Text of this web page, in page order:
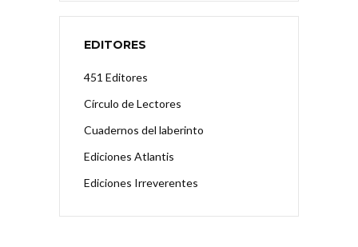
EDITORES
451 Editores
Círculo de Lectores
Cuadernos del laberinto
Ediciones Atlantis
Ediciones Irreverentes